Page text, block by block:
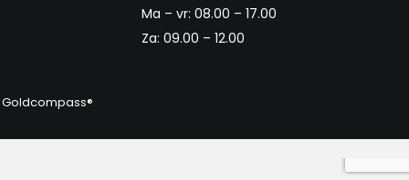
Ma – vr: 08.00 – 17.00
Za: 09.00 – 12.00
Goldcompass®